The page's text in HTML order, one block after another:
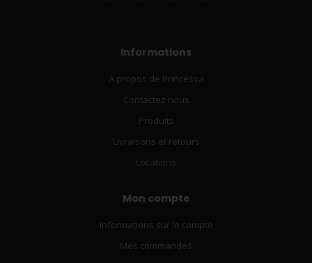
Informations
À propos de Princessa
Contactez nous
Produits
Livraisons et retours
Locations
Mon compte
Informations sur le compte
Mes commandes